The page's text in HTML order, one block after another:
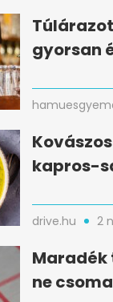
gyorsan
kapros-
drive.hu 2
Maradék
ne